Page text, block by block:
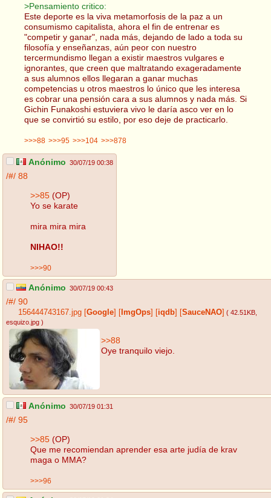
>Pensamiento critico:
Este deporte es la viva metamorfosis de la paz a un
consumismo capitalista, ahora el fin de entrenar es
"competir y ganar", nada más, dejando de lado a toda su
filosofía y enseñanzas, aún peor con nuestro
tercermundismo llegan a existir maestros vulgares e
ignorantes, que creen que maltratando exageradamente
a sus alumnos ellos llegaran a ganar muchas
competencias u otros maestros lo único que les interesa
es cobrar una pensión cara a sus alumnos y nada más. Si
Gichin Funakoshi estuviera vivo le daría asco ver en lo
que se convirtió su estilo, por eso deje de practicarlo.
>>>88 >>>95 >>>104 >>>878
Anónimo 30/07/19 00:38
/#/ 88
>>85 (OP)
Yo se karate
mira mira mira
NIHAO!!
>>>90
Anónimo 30/07/19 00:43
/#/ 90
156444743167.jpg Google ImgOps iqdb SauceNAO ( 42.51KB
esquizo.jpg )
>>88
Oye tranquilo viejo.
Anónimo 30/07/19 01:31
/#/ 95
>>85 (OP)
Que me recomiendan aprender esa arte judía de krav
maga o MMA?
>>>96